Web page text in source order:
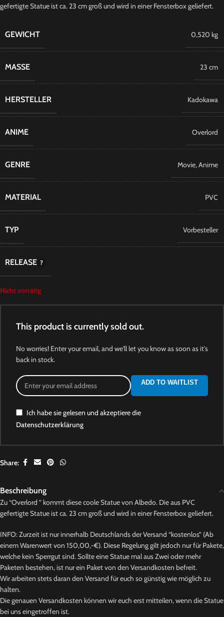
gefertigte Statue ist ca. 23 cm groß und wird in einer Fensterbox geliefert.
GEWICHT 0,520 kg
MASSE 23 cm
HERSTELLER Kadokawa
ANIME Overlord
GENRE Movie,Anime
MATERIAL PVC
TYP Vorbesteller
RELEASE
Nicht vorrätig
This product is currently sold out.
No worries! Enter your email, and we'll let you know as soon as it's
back in stock.
ADD TO WAITLIST
Ich habe sie gelesen und akzeptiere die
Datenschutzerklärung
Share:
Beschreibung
Zu “Overlord ” kommt diese coole Statue von Albedo. Die aus PVC
gefertigte Statue ist ca. 23 cm groß und wird in einer Fensterbox geliefert.
INFO: Zurzeit ist nur innerhalb Deutschlands der Versand “kostenlos” (Ab
einem Warenwert von 150,00,-€). Diese Regelung gilt jedoch nur für Pakete,
welche kein Sperrgut sind. Sollte eine Statue mal aus Zwei oder mehr
Paketen bestehen, ist nur ein Paket von den Versandkosten befreit.
Wir arbeiten stets daran den Versand für euch so günstig wie möglich zu
halten.
Die genauen Versandkosten können wir euch erst mitteilen, wenn die Statue
bei uns eingetroffen ist.